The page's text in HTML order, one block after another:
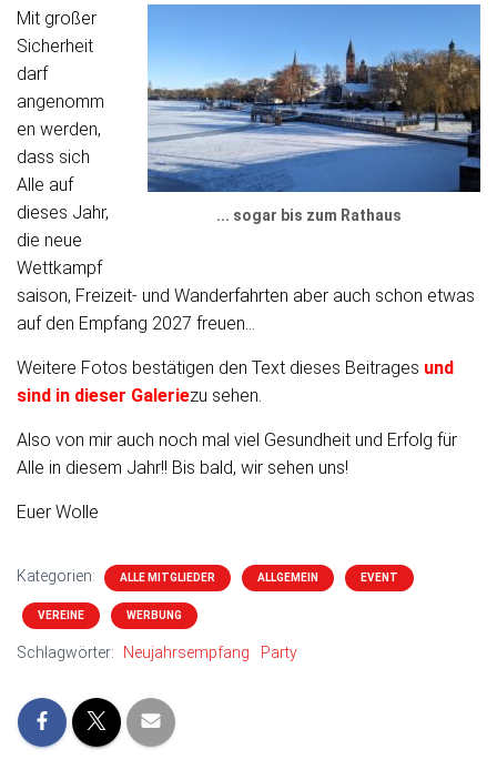
... sogar bis zum Rathaus
Mit großer
Sicherheit
darf
angenomm
en werden,
dass sich
Alle auf
dieses Jahr,
die neue
Wettkampf
saison, Freizeit- und Wanderfahrten aber auch schon etwas
auf den Empfang 2027 freuen...
Weitere Fotos bestätigen den Text dieses Beitrages und
sind in dieser Galeriezu sehen.
Also von mir auch noch mal viel Gesundheit und Erfolg für
Alle in diesem Jahr!! Bis bald, wir sehen uns!
Euer Wolle
Kategorien: ALLE MITGLIEDER ALLGEMEIN EVENT
VEREINE WERBUNG
Schlagwörter: Neujahrsempfang Party